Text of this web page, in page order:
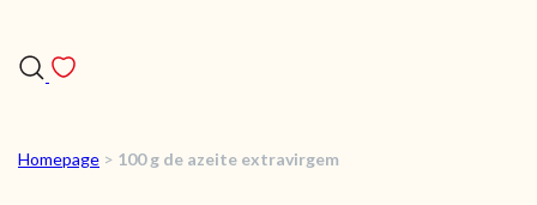
RECEITAS
Homepage > 100 g de azeite extravirgem